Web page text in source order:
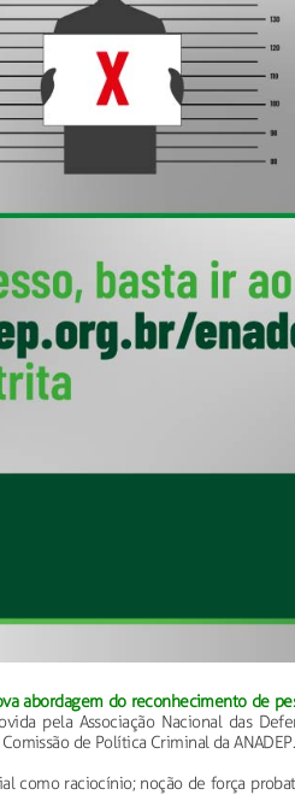
abordagem do reconhecimento de
pela Associação Nacional das
de Política Criminal da
como raciocínio; noção de força